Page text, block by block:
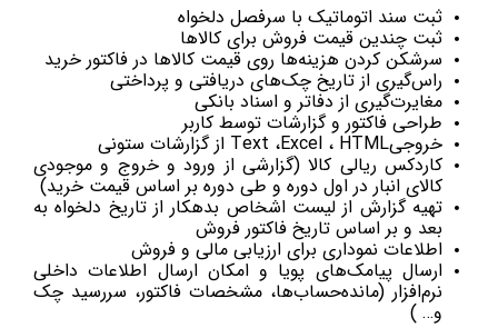
ثبت سند اتوماتیک با سرفصل دلخواه
ثبت چندین قیمت فروش برای کالاها
سرشکن کردن هزینه‌ها روی قیمت کالاها در فاکتور خرید
راس‌گیری از تاریخ چک‌های دریافتی و پرداختی
مغایرت‌گیری از دفاتر و اسناد بانکی
طراحی فاکتور و گزارشات توسط کاربر
خروجیText ،Excel ، HTML از گزارشات ستونی
کاردکس ریالی کالا (گزارشی از ورود و خروج و موجودی
کالای انبار در اول دوره و طی دوره بر اساس قیمت خرید)
تهیه گزارش از لیست اشخاص بدهکار از تاریخ دلخواه به
بعد و بر اساس تاریخ فاکتور فروش
اطلاعات نموداری برای ارزیابی مالی و فروش
ارسال پیامک‌های پویا و امکان ارسال اطلاعات داخلی
نرم‌افزار (مانده‌حساب‌ها، مشخصات فاکتور، سررسید چک
و… )